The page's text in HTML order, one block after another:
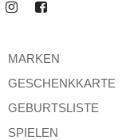
MARKEN
GESCHENKKARTE
GEBURTSLISTE
SPIELEN